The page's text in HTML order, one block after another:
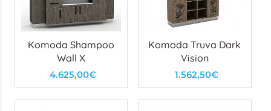
Komoda Shampoo
Wall X
4.625,00€
Komoda Truva Dark
Vision
1.562,50€